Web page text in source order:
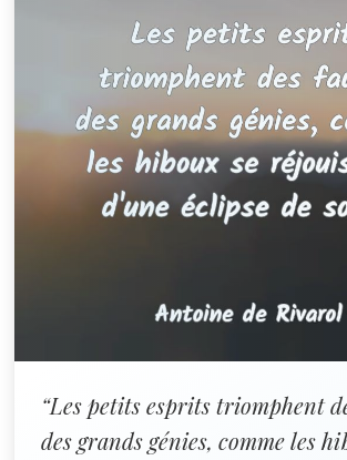
“Les petits esprits triomphent
des grands génies, comme les